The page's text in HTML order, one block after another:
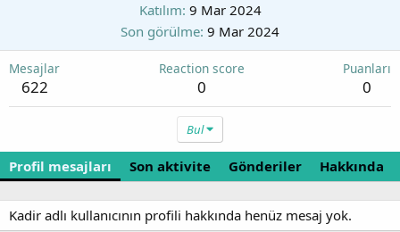
Katılım 9 Mar 2024
Son görülme 9 Mar 2024
Mesajlar
622
Reaction score
0
Puanları
0
Bul
Profil mesajları Son aktivite Gönderiler Hakkında
Kadir adlı kullanıcının profili hakkında henüz mesaj yok.